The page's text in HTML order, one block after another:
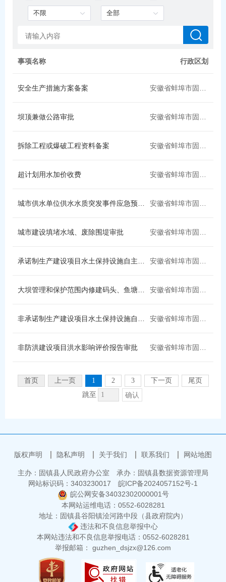
县交通运输局
县烟草专卖局
县委统战部（县民族宗教事务局、县政府台湾事务办公室）
县水利局
县公安局 县新闻出版局
县消防救援大队 县民政局
皖能新奥天然气 固镇县供电公司
固镇县生态环境分局 县农业农村局
县应急管理局 县残联
县文旅体局
事项名称 行政区划
安全生产措施方案备案 安徽省蚌埠市固镇县
坝顶兼做公路审批 安徽省蚌埠市固镇县
拆除工程或爆破工程资料备案 安徽省蚌埠市固镇县
超计划用水加价收费 安徽省蚌埠市固镇县
城市供水单位供水水质突发事件应急预案备案 安徽省蚌埠市固镇县
城市建设填堵水域、废除围堤审批 安徽省蚌埠市固镇县
承诺制生产建设项目水土保持设施自主验收报备 安徽省蚌埠市固镇县
大坝管理和保护范围内修建码头、鱼塘许可 安徽省蚌埠市固镇县
非承诺制生产建设项目水土保持设施自主验收报备 安徽省蚌埠市固镇县
非防洪建设项目洪水影响评价报告审批 安徽省蚌埠市固镇县
首页 上一页 1 2 3 下一页
尾页
跳至
确认
版权声明 隐私声明 关于我们 联系我们 网站地图
主办：固镇县人民政府办公室
承办：固镇县数据资源管理局
网站标识码：3403230017
皖ICP备2024057152号-1
皖公网安备34032302000001号
本网站运维电话：0552-6028281
地址：固镇县谷阳镇浍河路中段（县政府院内）
违法和不良信息举报中心
本网站违法和不良信息举报电话：0552-6028281
举报邮箱： guzhen_dsjzx@126.com